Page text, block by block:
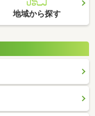
地域から探す